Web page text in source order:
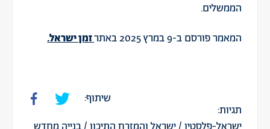
הממשלים.
המאמר פורסם ב-9 במרץ 2025 באתר זמן ישראל.
שיתוף:
תגיות: